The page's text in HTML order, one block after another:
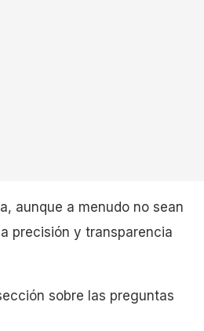
aunque a menudo no sean
precisión y transparencia
sobre las preguntas